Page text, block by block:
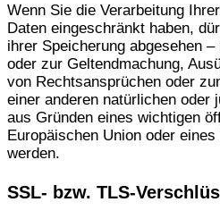
Wenn Sie die Verarbeitung
Daten eingeschränkt haben,
ihrer Speicherung abgesehen
oder zur Geltendmachung,
von Rechtsansprüchen oder
einer anderen natürlichen oder
aus Gründen eines wichtigen
Europäischen Union oder
werden.
SSL- bzw. TLS-